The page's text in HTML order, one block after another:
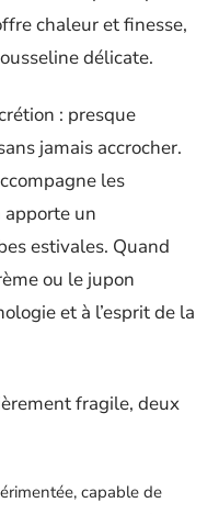
chaleur et finesse,
délicate.
: presque
jamais accrocher.
les
un
estivales. Quand
ou le jupon
et à l’esprit de la
fragile, deux
capable de